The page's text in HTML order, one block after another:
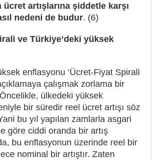
artışlarına şiddetle karşı
nedeni de budur. (6)
ve Türkiye’deki yüksek
enflasyonu ‘Ücret-Fiyat Spirali
çalışmak zorlama bir
ülkedeki yüksek
bir süredir reel ücret artışı söz
bu yıl yapılan zamlarla asgari
göre ciddi oranda bir artış
bu enflasyonun üzerinde reel bir
nominal bir artıştır. Zaten